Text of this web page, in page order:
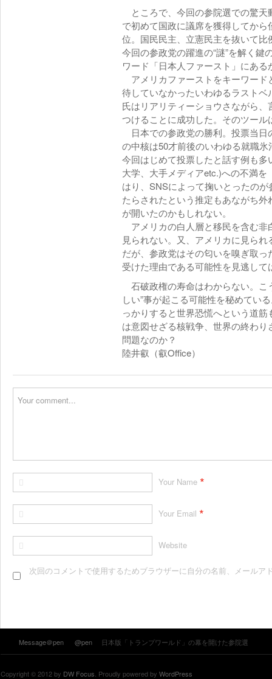
ところで、今回の参院選での驚天
で初めて国政に議席を獲得してか
位。国民民主、立憲民主を抜いて比
今回の参政党の躍進の“謎”を解く
ワード「日本人ファースト」にある
アメリカファーストをキーワード
待していなかったいわゆるラスト
氏はリアリティーショウさながら
つけることに成功した。そのツール
日本での参政党の勝利。投票当日
の中核は50才前後のいわゆる就職
今回はじめて投票したと話す例も
大学、大手メディアetc.)への不満
はり、SNSによって掬いとったの
たらされたという推定もあながち
が開いたのかもしれない。
アメリカの白人層と移民を含む非
見られない。又、アメリカに見ら
だが、参政党はその匂いを嗅ぎ取
受けた理由である可能性を見逃して
石破政権の寿命はわからない。こ
しい”事が起こる可能性を秘めてい
っかりすると世界恐慌へという道
は意図せざる核戦争、世界の終わ
問題なのか？
陸井叡（叡Office）
Your Name *
Your Email *
Website
次回のコメントで使用するためブラウザーに自分の名前、メールア
Message＠pen @pen 日本版「トランプワールド」の幕を開けた参院選
Copyright © 2012 by DW Focus. Proudly powered by WordPress